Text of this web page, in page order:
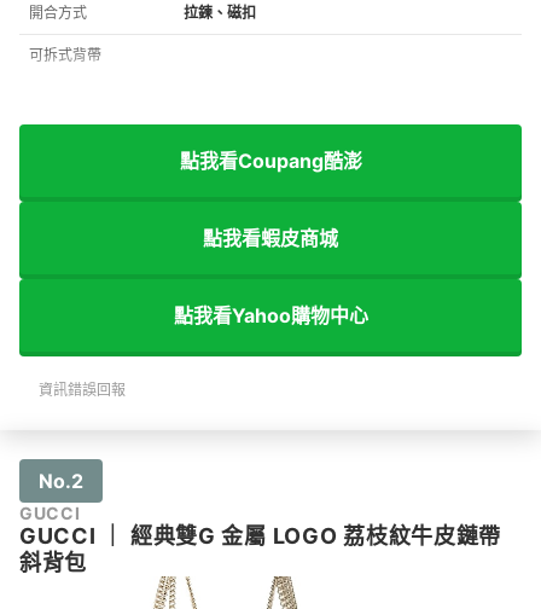
開合方式 拉鍊、磁扣
可拆式背帶
點我看Coupang酷澎
點我看蝦皮商城
點我看Yahoo購物中心
資訊錯誤回報
No.2
GUCCI
GUCCI
經典雙G 金屬 LOGO 荔枝紋牛皮鏈帶
斜背包